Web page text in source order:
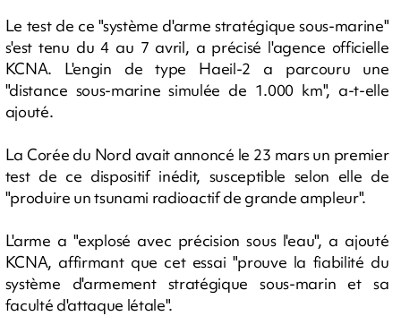
Le test de ce "système d'arme stratégique sous-marine"
s'est tenu du 4 au 7 avril, a précisé l'agence officielle
KCNA. L'engin de type Haeil-2 a parcouru une
"distance sous-marine simulée de 1.000 km", a-t-elle
ajouté.
La Corée du Nord avait annoncé le 23 mars un premier
test de ce dispositif inédit, susceptible selon elle de
"produire un tsunami radioactif de grande ampleur".
L'arme a "explosé avec précision sous l'eau", a ajouté
KCNA, affirmant que cet essai "prouve la fiabilité du
système d'armement stratégique sous-marin et sa
faculté d'attaque létale".